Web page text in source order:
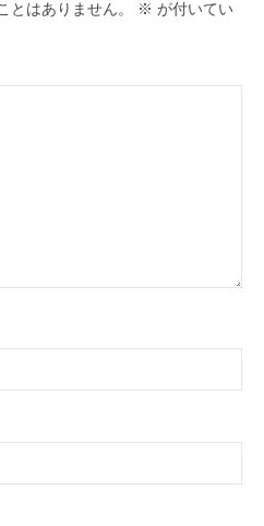
とはありません。 ※ が付いてい